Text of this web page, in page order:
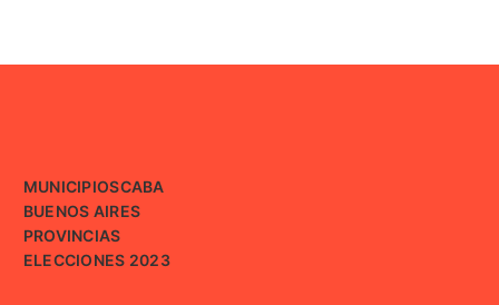
MUNICIPIOSCABA
BUENOS AIRES
PROVINCIAS
ELECCIONES 2023